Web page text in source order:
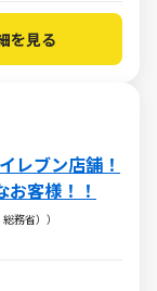
を見る
レブン店舗！
客様！！
務省））